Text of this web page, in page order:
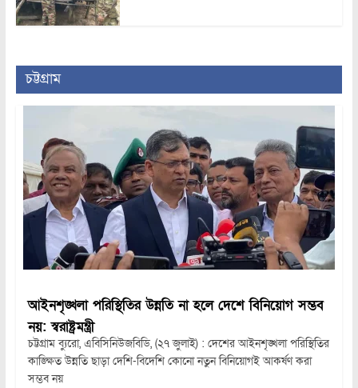
চট্টগ্রাম
আইনশৃঙ্খলা পরিস্থিতির উন্নতি না হলে দেশে বিনিয়োগ সম্ভব
নয়: স্বরাষ্ট্রমন্ত্রী
চট্টগ্রাম ব্যুরো, এবিসিনিউজবিডি, (২৭ জুলাই) : দেশের আইনশৃঙ্খলা পরিস্থিতির
কাঙ্ক্ষিত উন্নতি ছাড়া দেশি-বিদেশি কোনো নতুন বিনিয়োগই আকর্ষণ করা
সম্ভব নয়